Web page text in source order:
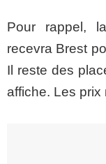
Pour rappel,
recevra Brest
Il reste des
affiche. Les prix